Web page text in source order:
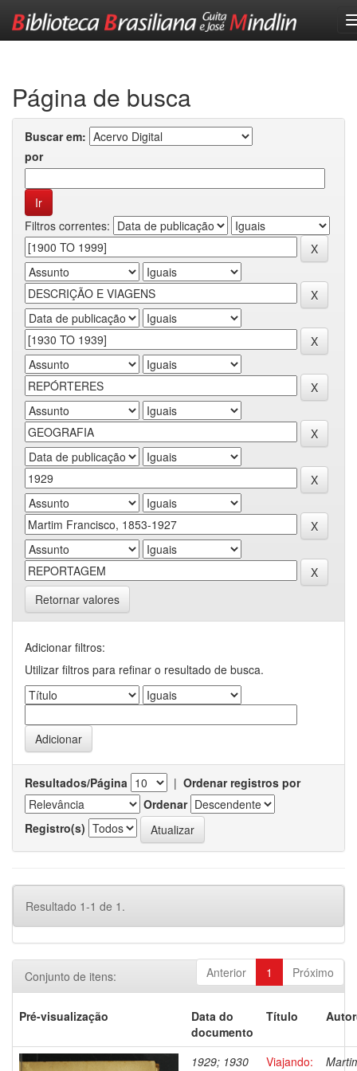
Página de busca
Buscar em:
por
Filtros correntes:
Retornar valores
Adicionar filtros:
Utilizar filtros para refinar o resultado de busca.
Resultados/Página | Ordenar registros por
Ordenar
Registro(s)
Resultado 1-1 de 1.
Anterior 1 Próximo
Conjunto de itens:
Pré-visualização
Data do
documento
Título
1929; 1930
Viajando: